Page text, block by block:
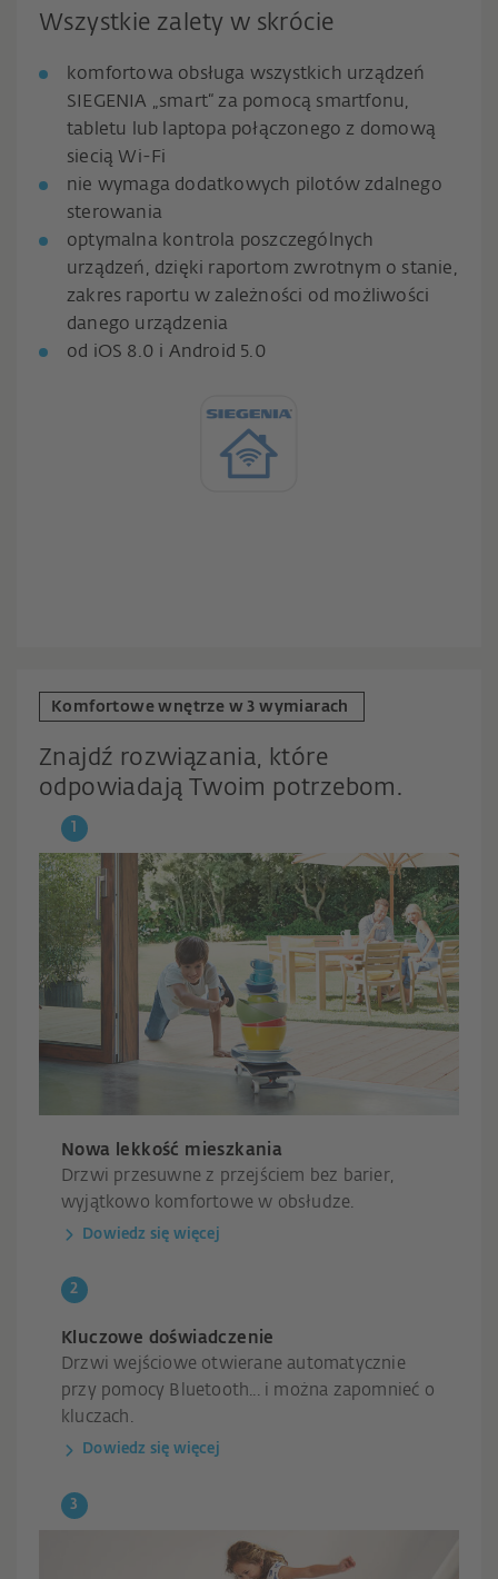
Wszystkie zalety w skrócie
komfortowa obsługa wszystkich urządzeń
SIEGENIA „smart“ za pomocą smartfonu,
tabletu lub laptopa połączonego z domową
siecią Wi-Fi
nie wymaga dodatkowych pilotów zdalnego
sterowania
optymalna kontrola poszczególnych
urządzeń, dzięki raportom zwrotnym o stanie,
zakres raportu w zależności od możliwości
danego urządzenia
od iOS 8.0 i Android 5.0
Komfortowe wnętrze w 3 wymiarach
Znajdź rozwiązania, które
odpowiadają Twoim potrzebom.
Nowa lekkość mieszkania
Drzwi przesuwne z przejściem bez barier,
wyjątkowo komfortowe w obsłudze.
Dowiedz się więcej
Kluczowe doświadczenie
Drzwi wejściowe otwierane automatycznie
przy pomocy Bluetooth... i można zapomnieć o
kluczach.
Dowiedz się więcej